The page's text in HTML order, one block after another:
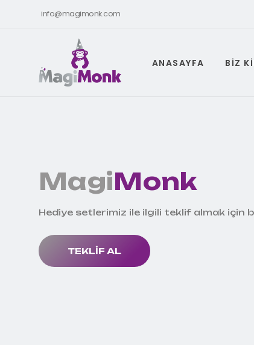
info@magimonk.com
ANASAYFA BIZ
MagiMonk
Hediye setlerimiz ile ilgili teklif almak için
TEKLIF AL